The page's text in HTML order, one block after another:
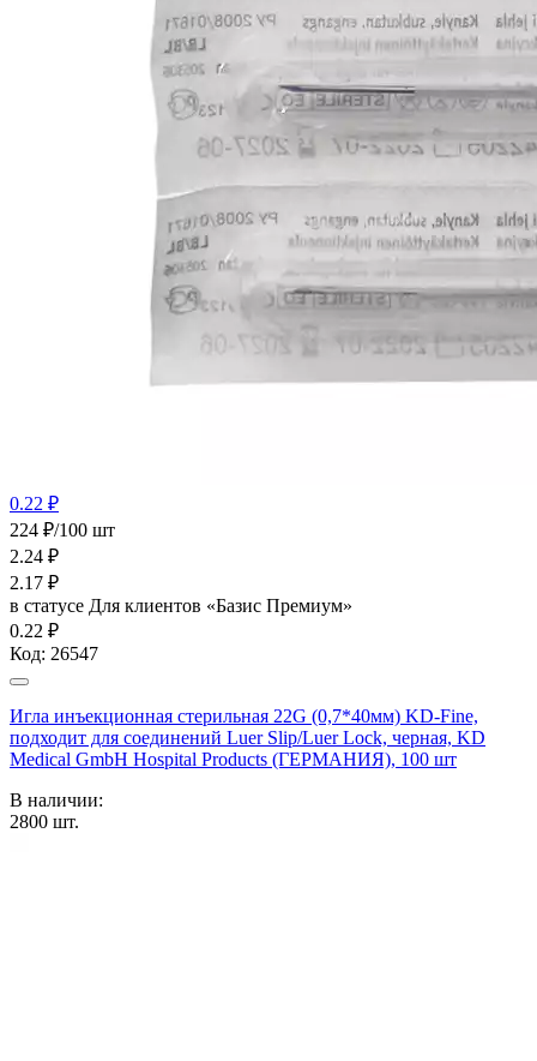
0.22 ₽
224 ₽/100 шт
2.24 ₽
2.17 ₽
в статусе Для клиентов «Базис Премиум»
0.22 ₽
Код: 26547
Игла инъекционная стерильная 22G (0,7*40мм) KD-Fine,
подходит для соединений Luer Slip/Luer Lock, черная, KD
Medical GmbH Hospital Products (ГЕРМАНИЯ), 100 шт
В наличии:
2800 шт.